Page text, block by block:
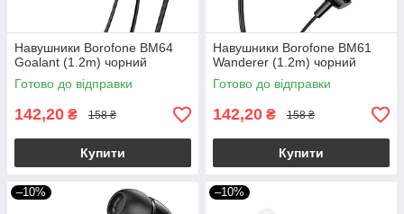
Навушники Borofone BM64
Goalant (1.2m) чорний
Готово до відправки
142,20 ₴ 158 ₴
Купити
Навушники Borofone BM61
Wanderer (1.2m) чорний
Готово до відправки
142,20 ₴ 158 ₴
Купити
–10% –10%